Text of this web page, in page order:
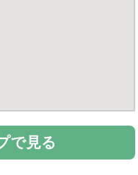
で見る